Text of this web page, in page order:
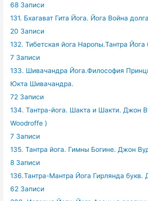
68 Записи
131. Бхагават Гита Йога. Йога Война долга
20 Записи
132. Тибетская йога Наропы.Тантра Йога
7 Записи
133. Шивачандра Йога.Философия
Юкта Шивачандра.
72 Записи
134. Тантра-йога. Шакта и Шакти. Джон
Woodroffe )
7 Записи
135. Тантра йога. Гимны Богине. Джон
8 Записи
136.Тантра-Мантра Йога Гирлянда букв.
62 Записи